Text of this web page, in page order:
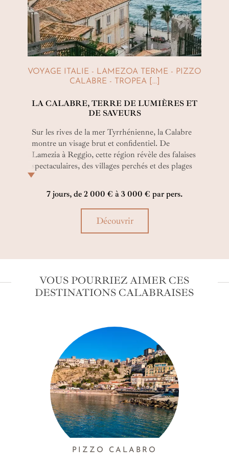
VOYAGE ITALIE - LAMEZOA TERME - PIZZO
CALABRE - TROPEA [...]
LA CALABRE, TERRE DE LUMIÈRES ET
DE SAVEURS
Sur les rives de la mer Tyrrhénienne, la Calabre
montre un visage brut et confidentiel. De
Lamezia à Reggio, cette région révèle des falaises
spectaculaires, des villages perchés et des plages
secrètes. Nos experts Amplitudes vous ont
confectionné un itinéraire élégant pour goûter à
la gastronomie locale et s’imprégner d’un
patrimoine méditerranéen riche et des
panoramas à couper le souffle.
7 jours, de 2 000 € à 3 000 € par pers.
Découvrir
VOUS POURRIEZ AIMER CES
DESTINATIONS CALABRAISES
PIZZO CALABRO